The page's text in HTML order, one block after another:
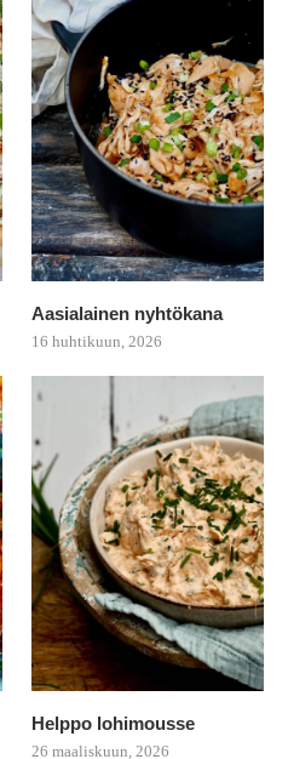
Aasialainen nyhtökana
16 huhtikuun, 2026
Helppo lohimousse
26 maaliskuun, 2026